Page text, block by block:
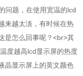
问题，在使用宽温的lcd
来越太淡，有时候在热
是怎么回事呢？<br>其
度越高lcd显示屏的热度
晶显示屏上的英文颜色